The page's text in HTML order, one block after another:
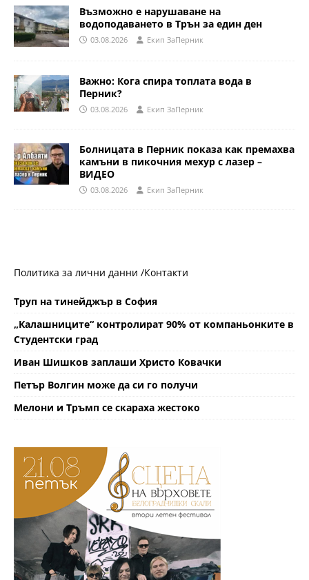
Възможно е нарушаване на
водоподаването в Трън за един ден
03.08.2026 Eкип ЗаПерник
Важно: Кога спира топлата вода в
Перник?
03.08.2026 Eкип ЗаПерник
Болницата в Перник показа как премахва
камъни в пикочния мехур с лазер –
ВИДЕО
03.08.2026 Eкип ЗаПерник
Политика за лични данни /Контакти
Труп на тинейджър в София
„Калашниците“ контролират 90% от компаньонките в
Студентски град
Иван Шишков заплаши Христо Ковачки
Петър Волгин може да си го получи
Мелони и Тръмп се скараха жестоко